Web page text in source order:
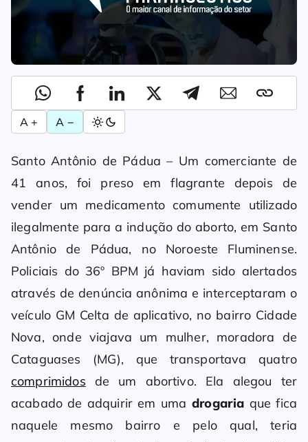
A + A −
Santo Antônio de Pádua – Um comerciante de
41 anos, foi preso em flagrante depois de
vender um medicamento comumente utilizado
ilegalmente para a indução do aborto, em Santo
Antônio de Pádua, no Noroeste Fluminense.
Policiais do 36º BPM já haviam sido alertados
através de denúncia anônima e interceptaram o
veículo GM Celta de aplicativo, no bairro Cidade
Nova, onde viajava um mulher, moradora de
Cataguases (MG), que transportava quatro
comprimidos de um abortivo. Ela alegou ter
acabado de adquirir em uma drogaria que fica
naquele mesmo bairro e pelo qual, teria